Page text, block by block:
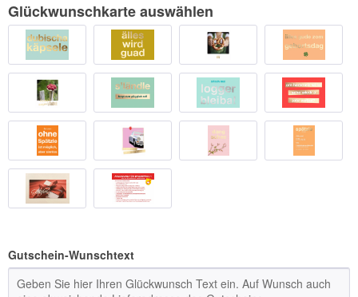
Glückwunschkarte auswählen
Gutschein-Wunschtext